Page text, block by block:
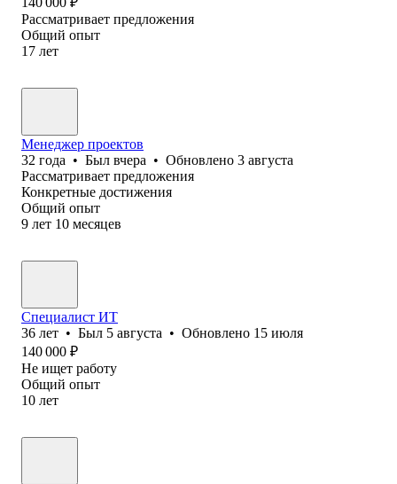
Рассматривает предложения
Общий опыт
17 лет
Менеджер проектов
32 года • Был вчера • Обновлено 3 августа
Рассматривает предложения
Конкретные достижения
Общий опыт
9 лет 10 месяцев
Специалист ИТ
36 лет • Был 5 августа • Обновлено 15 июля
140 000 ₽
Не ищет работу
Общий опыт
10 лет